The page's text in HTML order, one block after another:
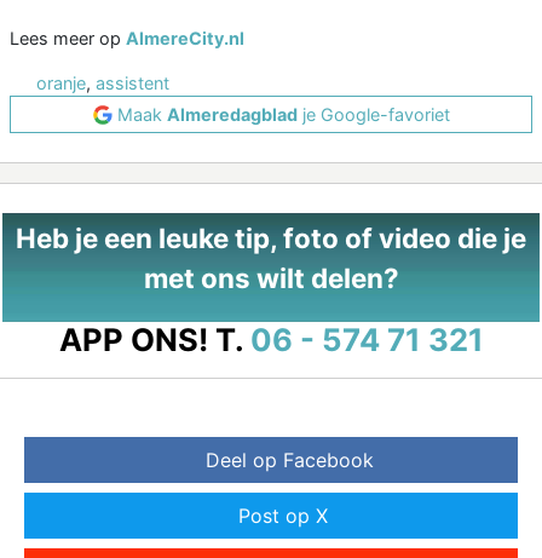
Lees meer op AlmereCity.nl
oranje, assistent
Maak Almeredagbladje Google-favoriet
Heb je een leuke tip, foto of video die je
met ons wilt delen?
APP ONS! T. 06 - 574 71 321
Deel op Facebook
Post op X